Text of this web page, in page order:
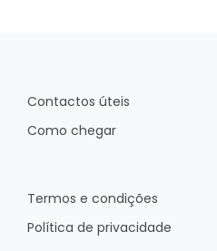
Contactos úteis
Como chegar
Termos e condições
Política de privacidade